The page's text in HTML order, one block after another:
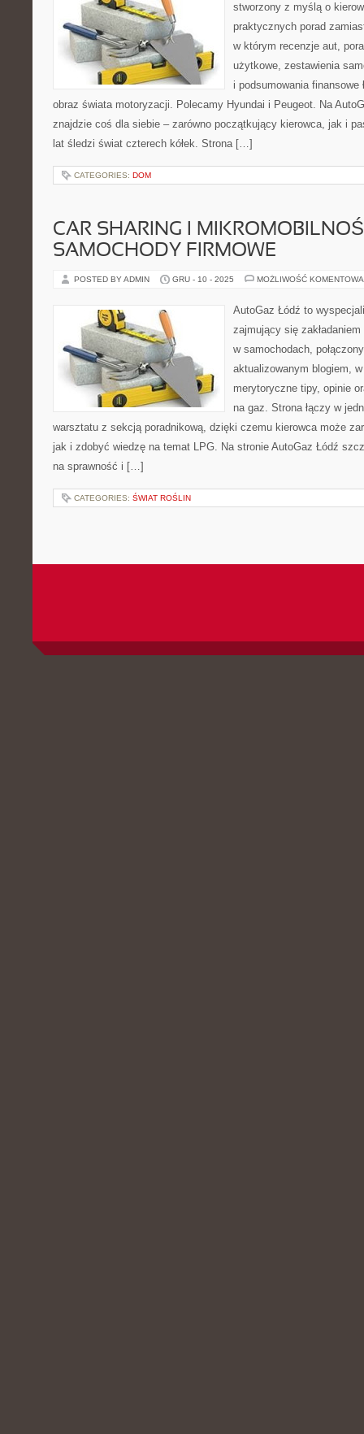
stworzony z myślą o
praktycznych porad
w którym recenzje aut,
użytkowe, zestawienia
i podsumowania
obraz świata motoryzacji. Polecamy Hyundai i Peugeot. Na
znajdzie coś dla siebie – zarówno początkujący kierowca, jak i
lat śledzi świat czterech kółek. Strona […]
CATEGORIES: DOM
CAR SHARING I
SAMOCHODY FIRMOWE
POSTED BY ADMIN GRU - 10 - 2025 MOŻLIWOŚĆ
AutoGaz Łódź to
zajmujący się
w samochodach,
aktualizowanym blogiem,
merytoryczne tipy, opinie
na gaz. Strona łączy w
warsztatu z sekcją poradnikową, dzięki czemu kierowca może
jak i zdobyć wiedzę na temat LPG. Na stronie AutoGaz Łódź
na sprawność i […]
CATEGORIES: ŚWIAT ROŚLIN